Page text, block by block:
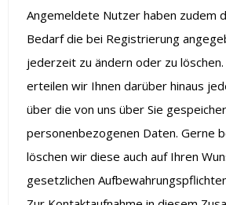
Angemeldete Nutzer haben zudem
Bedarf die bei Registrierung
jederzeit zu ändern oder zu
erteilen wir Ihnen darüber hinaus
über die von uns über Sie
personenbezogenen Daten. Gerne
löschen wir diese auch auf Ihren
gesetzlichen